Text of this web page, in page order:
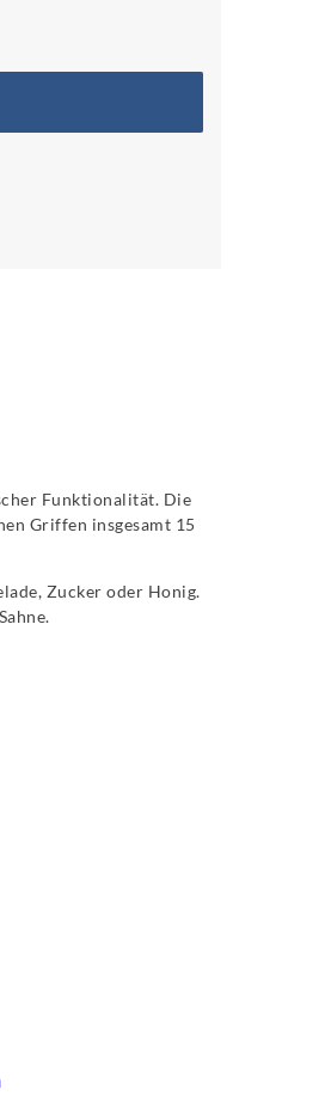
Funktionalität. Die
Griffen insgesamt 15
Zucker oder Honig.